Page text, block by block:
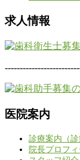
求人情報
医院案内
診療案内（診
院長プロフ